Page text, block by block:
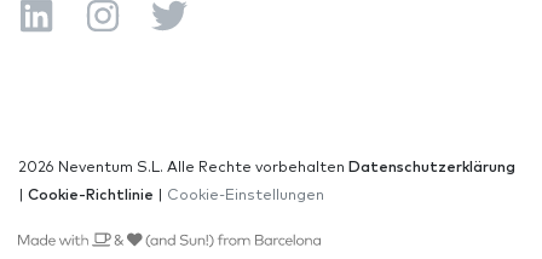
2026 Neventum S.L. Alle Rechte vorbehalten Datenschutzerklärung
Cookie-Richtlinie Cookie-Einstellungen